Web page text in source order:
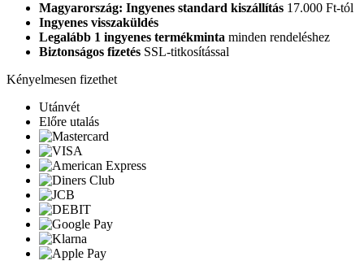
Magyarország: Ingyenes standard kiszállítás 17.000 Ft-tól
Ingyenes visszaküldés
Legalább 1 ingyenes termékminta minden rendeléshez
Biztonságos fizetés SSL-titkosítással
Kényelmesen fizethet
Utánvét
Előre utalás